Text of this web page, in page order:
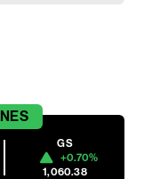
GS
+0.70%
1,060.38